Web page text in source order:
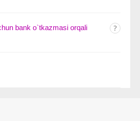
bank o`tkazmasi orqali